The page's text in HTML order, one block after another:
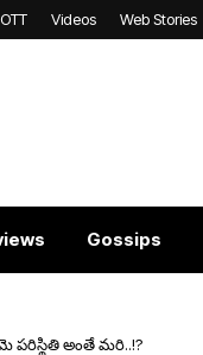
OTT Videos Web Stories
Gossips
అంతే మరి..!?